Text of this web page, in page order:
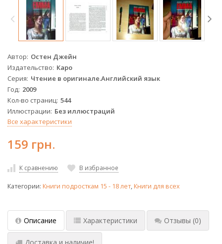
Автор Остен Джейн
Издательство Каро
Серия Чтение в оригинале.Английский язык
Год 2009
Кол-во страниц 544
Иллюстрации Без иллюстраций
Все характеристики
159 грн.
К сравнению В избранное
Категории: Книги подросткам 15 - 18 лет,Книги для всех
Описание Характеристики Отзывы (0)